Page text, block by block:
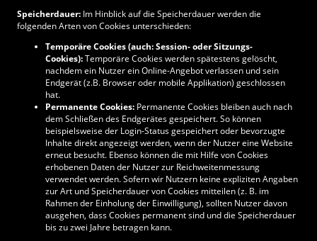
Speicherdauer: Im Hinblick auf die Speicherdauer werden die
folgenden Arten von Cookies unterschieden:
Temporäre Cookies (auch: Session- oder Sitzungs-
Cookies):Temporäre Cookies werden spätestens gelöscht,
nachdem ein Nutzer ein Online-Angebot verlassen und sein
Endgerät (z.B. Browser oder mobile Applikation) geschlossen
hat.
Permanente Cookies: Permanente Cookies bleiben auch nach
dem Schließen des Endgerätes gespeichert. So können
beispielsweise der Login-Status gespeichert oder bevorzugte
Inhalte direkt angezeigt werden, wenn der Nutzer eine Website
erneut besucht. Ebenso können die mit Hilfe von Cookies
erhobenen Daten der Nutzer zur Reichweitenmessung
verwendet werden. Sofern wir Nutzern keine expliziten Angaben
zur Art und Speicherdauer von Cookies mitteilen (z. B. im
Rahmen der Einholung der Einwilligung), sollten Nutzer davon
ausgehen, dass Cookies permanent sind und die Speicherdauer
bis zu zwei Jahre betragen kann.